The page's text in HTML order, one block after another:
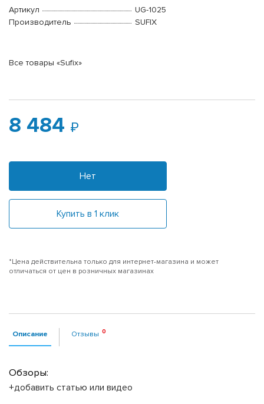
Артикул
UG-1025
Производитель
SUFIX
Все товары «Sufix»
8 484
Нет
Купить в 1 клик
*Цена действительна только для интернет-магазина и может
отличаться от цен в розничных магазинах
Описание Отзывы
Обзоры:
+добавить статью или видео